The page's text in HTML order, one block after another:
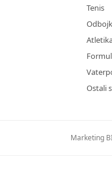
Tenis
Ostali
Marketing